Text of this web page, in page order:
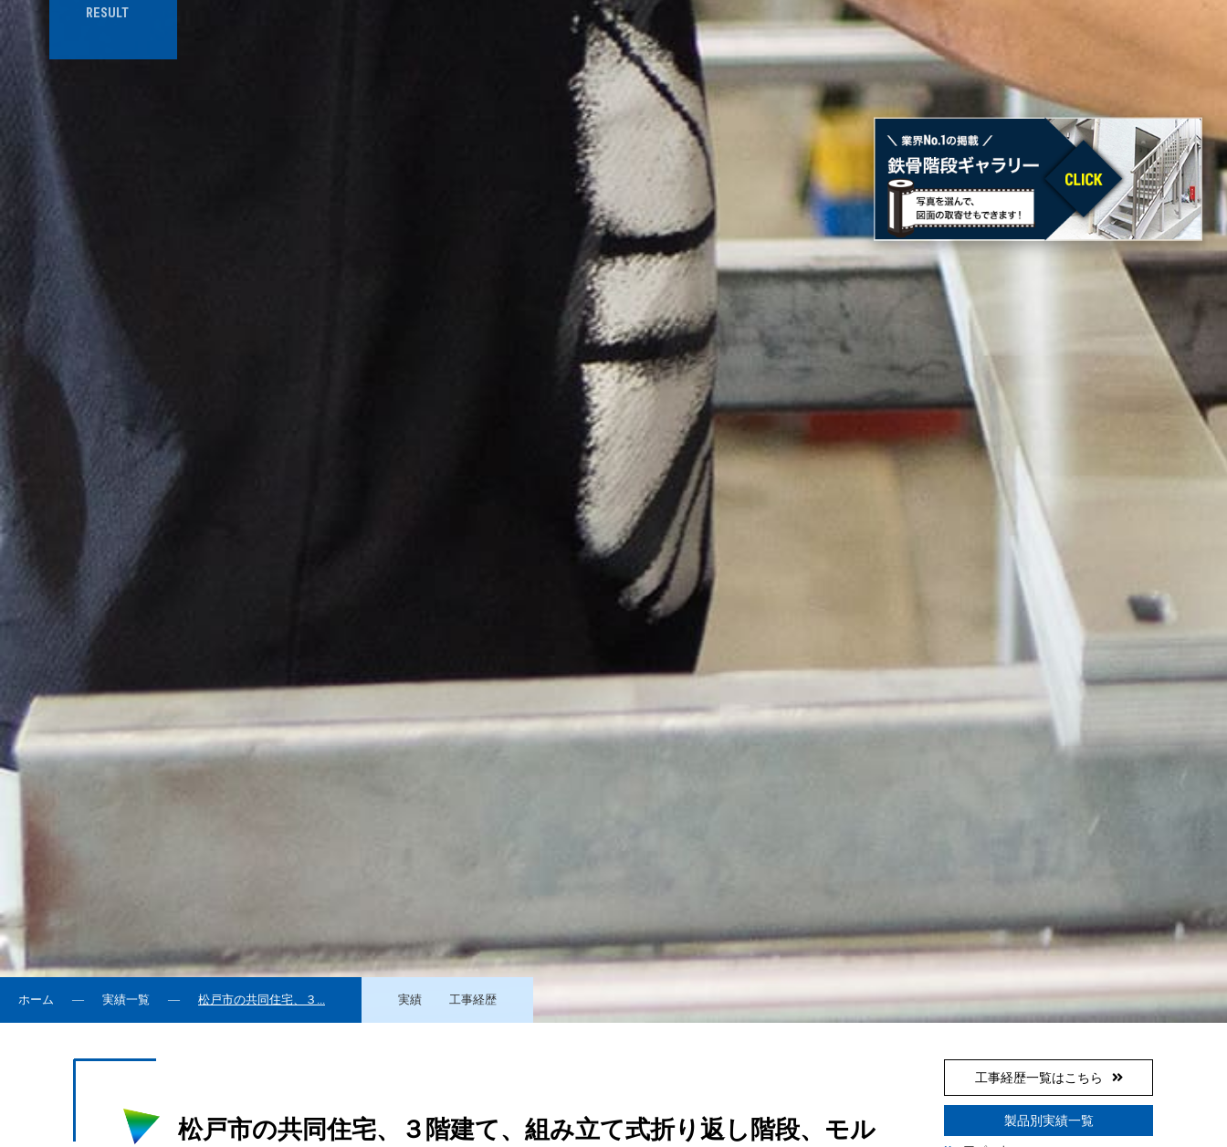
RESULT
ホーム 実績一覧 松戸市の共同住宅、３... 実績 工事経歴
松戸市の共同住宅、３階建て、組み立て式折り返し階段、モル
工事経歴一覧はこちら
製品別実績一覧